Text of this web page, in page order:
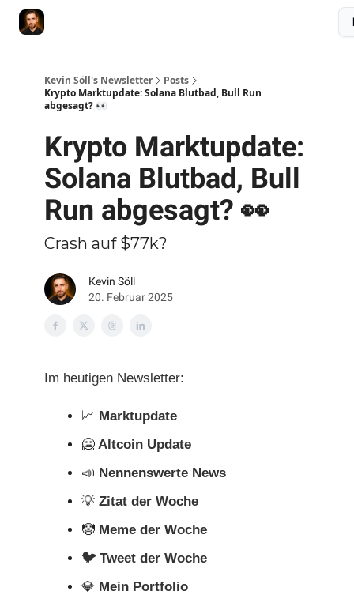
Kevin Söll's Newsletter
Posts
Krypto Marktupdate: Solana Blutbad, Bull Run
abgesagt? 👀
Krypto Marktupdate:
Solana Blutbad, Bull
Run abgesagt? 👀
Crash auf $77k?
Kevin Söll
20. Februar 2025
Im heutigen Newsletter:
📈 Marktupdate
🥶 Altcoin Update
📣 Nennenswerte News
💡 Zitat der Woche
🤡 Meme der Woche
🐦 Tweet der Woche
💎 Mein Portfolio